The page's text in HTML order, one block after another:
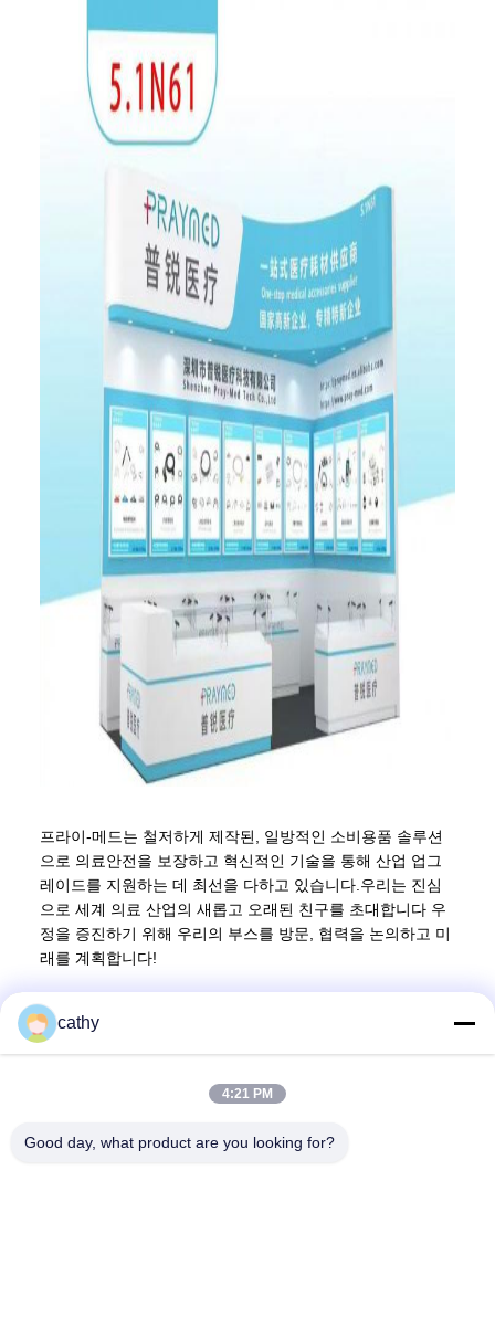
프라이-메드는 철저하게 제작된, 일방적인 소비용품 솔루션
으로 의료안전을 보장하고 혁신적인 기술을 통해 산업 업그
레이드를 지원하는 데 최선을 다하고 있습니다.우리는 진심
으로 세계 의료 산업의 새롭고 오래된 친구를 초대합니다 우
정을 증진하기 위해 우리의 부스를 방문, 협력을 논의하고 미
래를 계획합니다!
주소
cathy
4:21 PM
Good day, what product are you looking for?